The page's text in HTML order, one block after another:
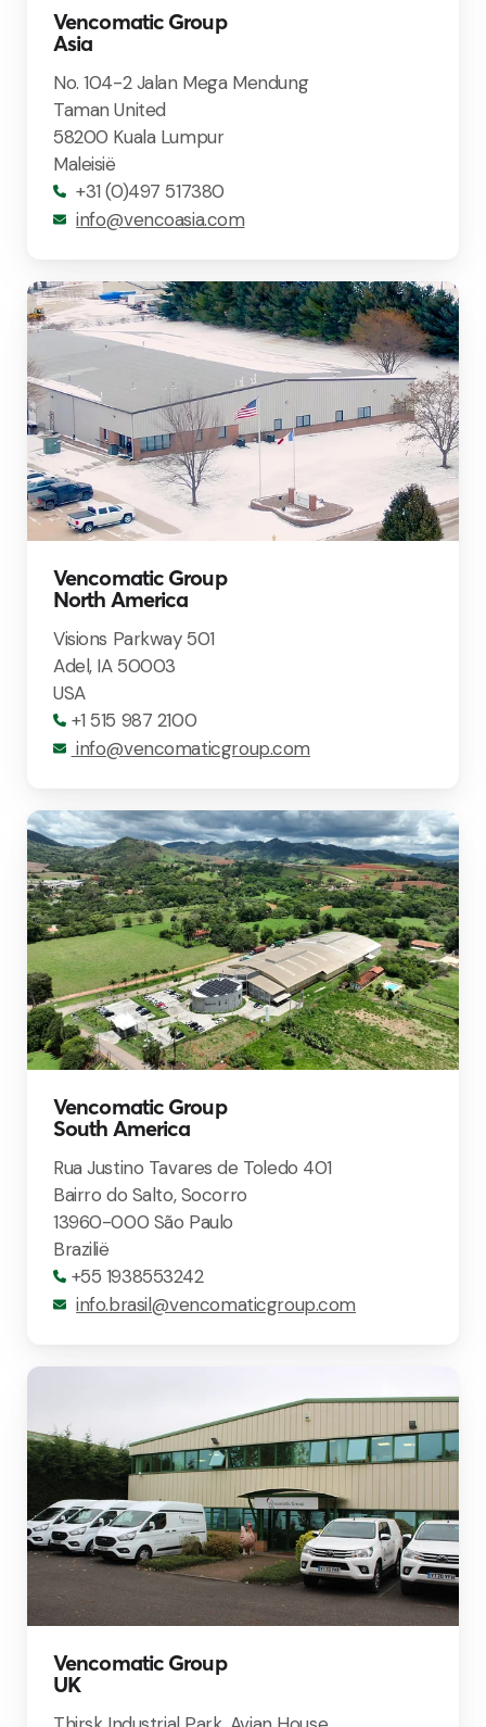
Vencomatic Group
Asia
No. 104-2 Jalan Mega Mendung
Taman United
58200 Kuala Lumpur
Maleisië
+31 (0)497 517380
info@vencoasia.com
Vencomatic Group
North America
Visions Parkway 501
Adel, IA 50003
USA
+1 515 987 2100
info@vencomaticgroup.com
Vencomatic Group
South America
Rua Justino Tavares de Toledo 401
Bairro do Salto, Socorro
13960-000 São Paulo
Brazilië
+55 1938553242
info.brasil@vencomaticgroup.com
Vencomatic Group
UK